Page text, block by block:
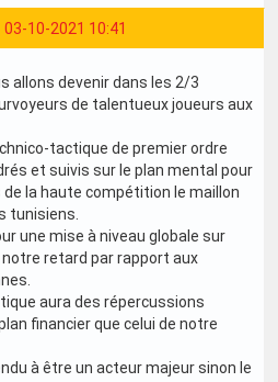
03-10-2021 10:41
allons devenir dans les 2/3
de talentueux joueurs aux
tactique de premier ordre
et suivis sur le plan mental pour
de la haute compétition le maillon
tunisiens.
une mise à niveau globale sur
retard par rapport aux
aura des répercussions
financier que celui de notre
à être un acteur majeur sinon le